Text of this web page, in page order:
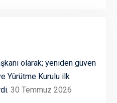
olarak; yeniden güven
Yürütme Kurulu ilk
30 Temmuz 2026